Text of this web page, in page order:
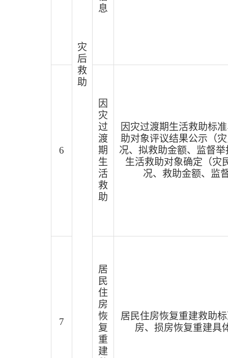
灾
后
救
助
息
6
因
灾
过
渡
期
生
活
救
助
因灾过渡期生活救助标
助对象评议结果公示（
况、拟救助金额、监督
生活救助对象确定（灾
况、救助金额、监
7
居
民
住
房
恢
复
重
建
居民住房恢复重建救助
房、损房恢复重建具